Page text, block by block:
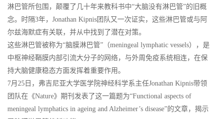
淋巴管所包围，颠覆了几十年来教科书中“大脑没有淋巴管”的旧概
念。时隔3年，Jonathan Kipnis团队又一次证实，这些淋巴管或与阿
尔兹海默症有关联，并从中找到了潜在对策。
这些淋巴管被称为“脑膜淋巴管”（meningeal lymphatic vessels），是
中枢神经鞘膜内部引流大分子的网络，与外周免疫系统相连，在保
持大脑健康稳态方面发挥着重要作用。
7月25日，弗吉尼亚大学医学院神经科学系主任Jonathan Kipnis带领
团队在《Nature》期刊发表了这一篇题为“Functional aspects of
meningeal lymphatics in ageing and Alzheimer’s disease”的文章，揭示